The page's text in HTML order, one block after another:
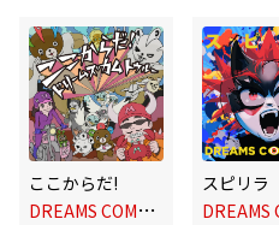
ここからだ!
D
REAMS COME TRUE
スピリラ